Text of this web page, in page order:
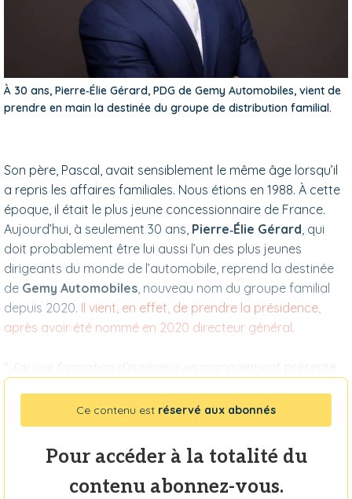
À 30 ans, Pierre‑Élie Gérard, PDG de Gemy Automobiles, vient de
prendre en main la destinée du groupe de distribution familial.
Son père, Pascal, avait sensiblement le même âge lorsqu’il
a repris les affaires familiales. Nous étions en 1988. À cette
époque, il était le plus jeune concessionnaire de France.
Aujourd’hui, à seulement 30 ans, Pierre‑Élie Gérard , qui
doit probablement être lui aussi l’un des plus jeunes
dirigeants du monde de l’automobile, reprend la destinée
de Gemy Automobiles , nouveau nom du groupe familial
depuis 2020. Il vient, en effet, de prendre la présidence,
après avoir été nommé en 2020 directeur général.
"
Ce contenu est réservé aux abonnés
Pour accéder à la totalité du
contenu abonnez-vous.